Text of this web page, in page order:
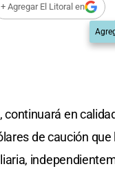
+ Agregar El Litoral en
en
de caución que